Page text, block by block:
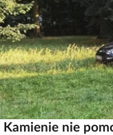
Kamienie nie